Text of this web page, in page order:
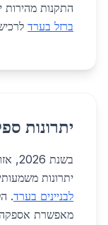
התקנות מהירות
ברזל בערד
יתרונות
יתרונות
לבניינים בערד.
מאפשרת אספקה